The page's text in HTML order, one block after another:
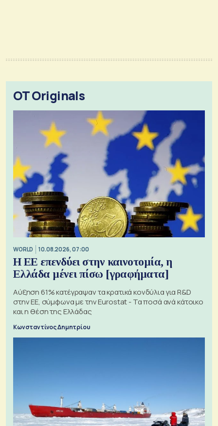
OT Originals
WORLD 10.08.2026, 07:00
Η ΕΕ επενδύει στην καινοτομία, η
Ελλάδα μένει πίσω [γραφήματα]
Αύξηση 61% κατέγραψαν τα κρατικά κονδύλια για R&D
στην ΕΕ, σύμφωνα με την Eurostat - Τα ποσά ανά κάτοικο
και η θέση της Ελλάδας
Κωνσταντίνος Δημητρίου